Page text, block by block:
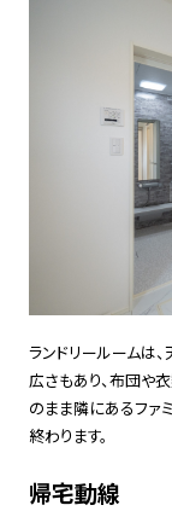
ランドリールームは
広さもあり、布団や
のまま隣にあるファ
終わります。
帰宅動線